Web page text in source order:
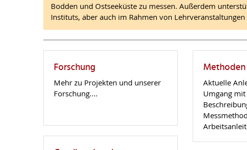
Bodden und Ostseeküste zu messen. Außerdem
Instituts, aber auch im Rahmen von
Forschung
Mehr zu Projekten und unserer
Forschung....
Methoden
Aktuelle
Umgang